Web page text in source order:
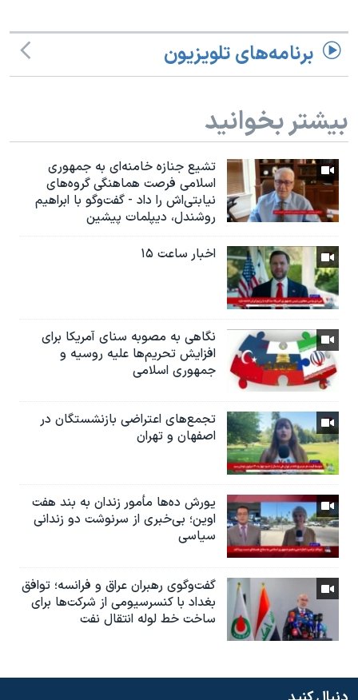
برنامه‌های تلویزیون
بیشتر بخوانید
تشیع جنازه خامنه‌ای به جمهوری
اسلامی فرصت هماهنگی گروه‌های
نیابتی‌اش را داد - گفت‌وگو با ابراهیم
روشندل، دیپلمات پیشین
اخبار ساعت ۱۵
نگاهی به مصوبه سنای آمریکا برای
افزایش تحریم‌ها علیه روسیه و
جمهوری اسلامی
تجمع‌های اعتراضی بازنشستگان در
اصفهان و تهران
یورش ده‌ها مأمور زندان به بند هفت
اوین؛ بی‌خبری از سرنوشت دو زندانی
سیاسی
گفت‌وگوی رهبران عراق و فرانسه؛ توافق
بغداد با کنسرسیومی از شرکت‌ها برای
ساخت خط لوله انتقال نفت